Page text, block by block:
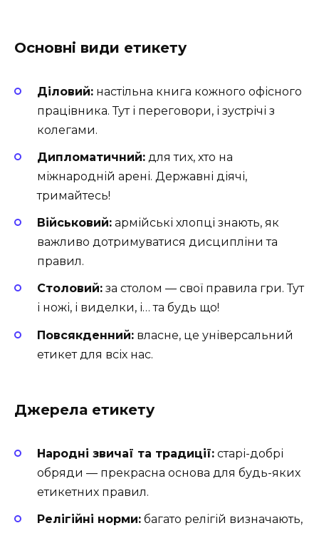
Основні види етикету
Діловий: настільна книга кожного офісного
працівника. Тут і переговори, і зустрічі з
колегами.
Дипломатичний: для тих, хто на
міжнародній арені. Державні діячі,
тримайтесь! ️
Військовий: армійські хлопці знають, як
важливо дотримуватися дисципліни та
правил.
Столовий: за столом — свої правила гри. Тут
і ножі, і виделки, і… та будь що!
Повсякденний: власне, це універсальний
етикет для всіх нас.
Джерела етикету
Народні звичаї та традиції: старі-добрі
обряди — прекрасна основа для будь-яких
етикетних правил.
Релігійні норми: багато релігій визначають,